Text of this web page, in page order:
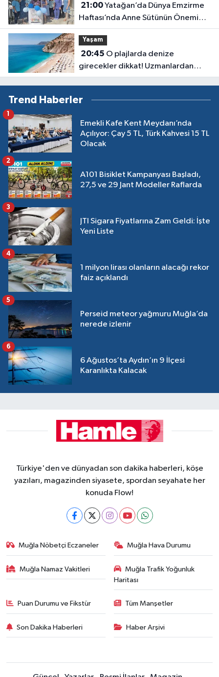
21:00Yatağan’da Dünya Emzirme
Haftası’nda Anne Sütünün Önemi
Anlatıldı
Yaşam
20:45
girecekler dikkat! Uzmanlardan
kirlilik uyarısı geldi
Trend Haberler
Emekli Kafe Kent Meydanı’nda
Açılıyor: Çay 5 TL, Türk Kahvesi 15 TL
Olacak
A101 Bisiklet Kampanyası Başladı,
27,5 ve 29 Jant Modeller Raflarda
2
JTI Sigara Fiyatlarına Zam Geldi: İşte
Yeni Liste
3
1 milyon lirası olanların alacağı rekor
faiz açıklandı
4
Perseid meteor yağmuru Muğla’da
nerede izlenir
5
6 Ağustos’ta Aydın’ın 9 İlçesi
Karanlıkta Kalacak
6
Türkiye'den ve dünyadan son dakika haberleri, köşe
yazıları, magazinden siyasete, spordan seyahate her
konuda Flow!
Muğla Nöbetçi Eczaneler Muğla Hava Durumu
Muğla Namaz Vakitleri
Muğla Trafik Yoğunluk
Haritası
Puan Durumu ve Fikstür Tüm Manşetler
Son Dakika Haberleri Haber Arşivi